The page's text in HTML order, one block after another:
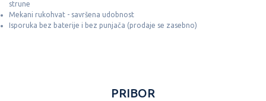
strune
Mekani rukohvat - savršena udobnost
Isporuka bez baterije i bez punjača (prodaje se zasebno)
PRIBOR